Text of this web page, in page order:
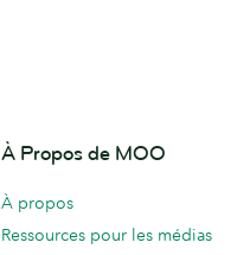
À Propos de MOO
À propos
Ressources pour les médias